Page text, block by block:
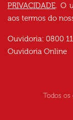
PRIVACIDADE. O
aos termos do
Ouvidoria: 0800
Ouvidoria Online
Todos os